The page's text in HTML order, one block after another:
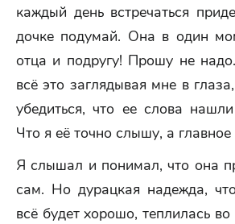
каждый день встречаться
дочке подумай. Она в один
отца и подругу! Прошу не
всё это заглядывая мне в
убедиться, что ее слова
Что я её точно слышу, а
Я слышал и понимал, что она
сам. Но дурацкая надежда,
всё будет хорошо, теплилась